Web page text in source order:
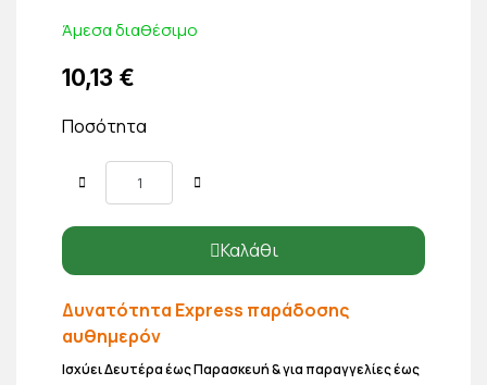
Άμεσα διαθέσιμο
10,13 €
Ποσότητα
Καλάθι
Δυνατότητα Express παράδοσης
αυθημερόν
Ισχύει Δευτέρα έως Παρασκευή & για παραγγελίες έως